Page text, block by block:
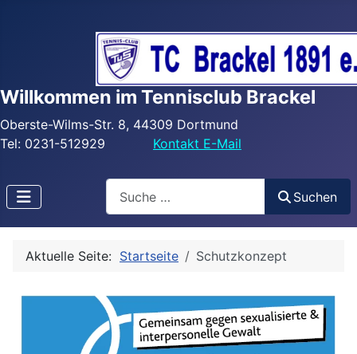
Willkommen im Tennisclub Brackel
Oberste-Wilms-Str. 8, 44309 Dortmund
Tel: 0231-512929
Kontakt E-Mail
Suchen
Aktuelle Seite: Startseite Schutzkonzept